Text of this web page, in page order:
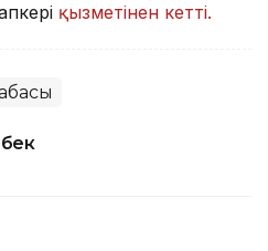
қызметінен кетті.